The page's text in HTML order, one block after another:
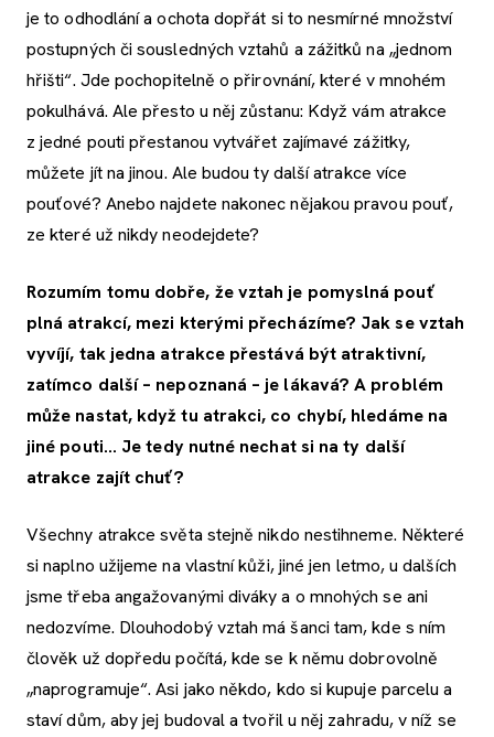
je to odhodlání a ochota dopřát si to nesmírné množství
postupných či sousledných vztahů a zážitků na „jednom
hřišti“. Jde pochopitelně o přirovnání, které v mnohém
pokulhává. Ale přesto u něj zůstanu: Když vám atrakce
z jedné pouti přestanou vytvářet zajímavé zážitky,
můžete jít na jinou. Ale budou ty další atrakce více
pouťové? Anebo najdete nakonec nějakou pravou pouť,
ze které už nikdy neodejdete?
Rozumím tomu dobře, že vztah je pomyslná pouť
plná atrakcí, mezi kterými přecházíme? Jak se vztah
vyvíjí, tak jedna atrakce přestává být atraktivní,
zatímco další – nepoznaná – je lákavá? A problém
může nastat, když tu atrakci, co chybí, hledáme na
jiné pouti... Je tedy nutné nechat si na ty další
atrakce zajít chuť?
Všechny atrakce světa stejně nikdo nestihneme. Některé
si naplno užijeme na vlastní kůži, jiné jen letmo, u dalších
jsme třeba angažovanými diváky a o mnohých se ani
nedozvíme. Dlouhodobý vztah má šanci tam, kde s ním
člověk už dopředu počítá, kde se k němu dobrovolně
„naprogramuje“. Asi jako někdo, kdo si kupuje parcelu a
staví dům, aby jej budoval a tvořil u něj zahradu, v níž se